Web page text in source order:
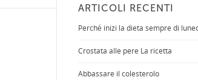
ARTICOLI RECENTI
Perché inizi la dieta sempre di
Crostata alle pere La ricetta
Abbassare il colesterolo